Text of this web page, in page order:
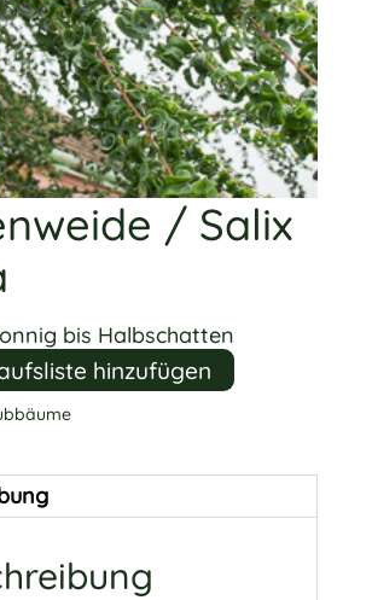
/ Salix
bis Halbschatten
hinzufügen